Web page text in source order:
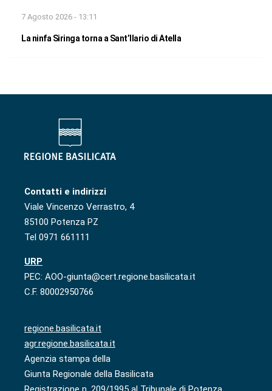
7 Agosto 2026 - 13:11
La ninfa Siringa torna a Sant’Ilario di Atella
Contatti e indirizzi
Viale Vincenzo Verrastro, 4
85100 Potenza PZ
Tel 0971 661111
URP
PEC: AOO-giunta@cert.regione.basilicata.it
C.F. 80002950766
regione.basilicata.it
agr.regione.basilicata.it
Agenzia stampa della
Giunta Regionale della Basilicata